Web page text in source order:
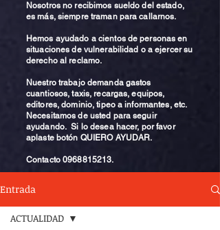
Nosotros no recibimos sueldo del estado,
es más, siempre traman para callarnos.
Hemos ayudado a cientos de personas en
situaciones de vulnerabilidad o a ejercer su
derecho al reclamo.
Nuestro trabajo demanda gastos
cuantiosos, taxis, recargas, equipos,
editores, dominio, tipeo a informantes, etc.
Necesitamos de usted para seguir
ayudando. Si lo desea hacer, por favor
aplaste botón QUIERO AYUDAR.
Contacto0968815213.
Entrada
ACTUALIDAD